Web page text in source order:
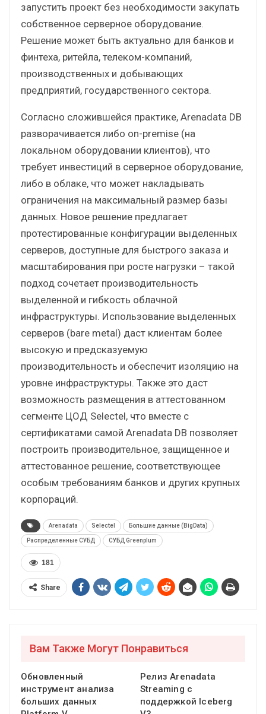
запустить проект без необходимости закупать
собственное серверное оборудование.
Решение может быть актуально для банков и
финтеха, ритейла, телеком-компаний,
производственных и добывающих
предприятий, государственного сектора.
Согласно сложившейся практике, Arenadata DB
разворачивается либо on-premise (на
локальном оборудовании клиентов), что
требует инвестиций в серверное оборудование,
либо в облаке, что может накладывать
ограничения на максимальный размер базы
данных. Новое решение предлагает
протестированные конфигурации выделенных
серверов, доступные для быстрого заказа и
масштабирования при росте нагрузки – такой
подход сочетает производительность
выделенной и гибкость облачной
инфраструктуры. Использование выделенных
серверов (bare metal) даст клиентам более
высокую и предсказуемую
производительность и обеспечит изоляцию на
уровне инфраструктуры. Также это даст
возможность размещения в аттестованном
сегменте ЦОД Selectel, что вместе с
сертификатами самой Arenadata DB позволяет
построить производительное, защищенное и
аттестованное решение, соответствующее
особым требованиям банков и других крупных
корпораций.
Arenadata Selectel Большие данные (BigData)
Распределенные СУБД СУБД Greenplum
181
Share
Вам Также Могут Понравиться
Обновленный
инструмент анализа
больших данных
Релиз Arenadata
Streaming с
поддержкой Iceberg